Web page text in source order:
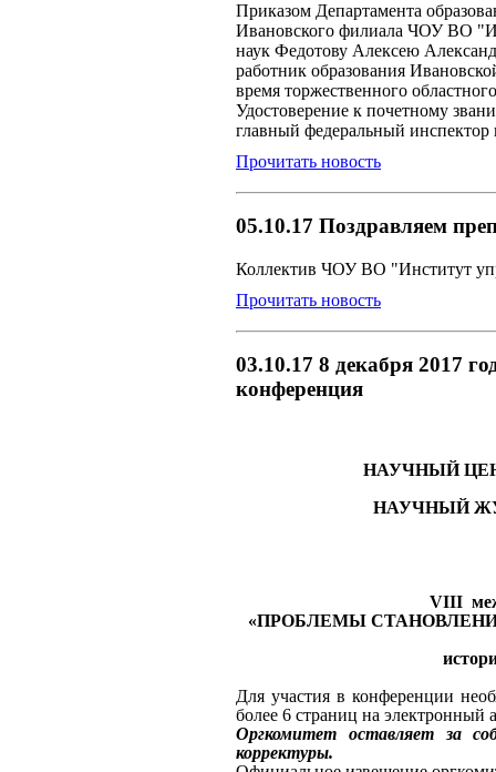
Приказом Департамента
Ивановского филиала ЧОУ ВО
наук Федотову Алексею
работник образования
время торжественного
Удостоверение к почетному
главный федеральный
Прочитать новость
05.10.17 Поздравляем
Коллектив ЧОУ ВО "Институт
Прочитать новость
03.10.17 8 декабря 2017
конференция
НАУЧНЫЙ
НАУЧНЫЙ
VIII
«ПРОБЛЕМЫ
Для участия в конференции
более 6 страниц на электронный
Оргкомитет оставляет за
корректуры.